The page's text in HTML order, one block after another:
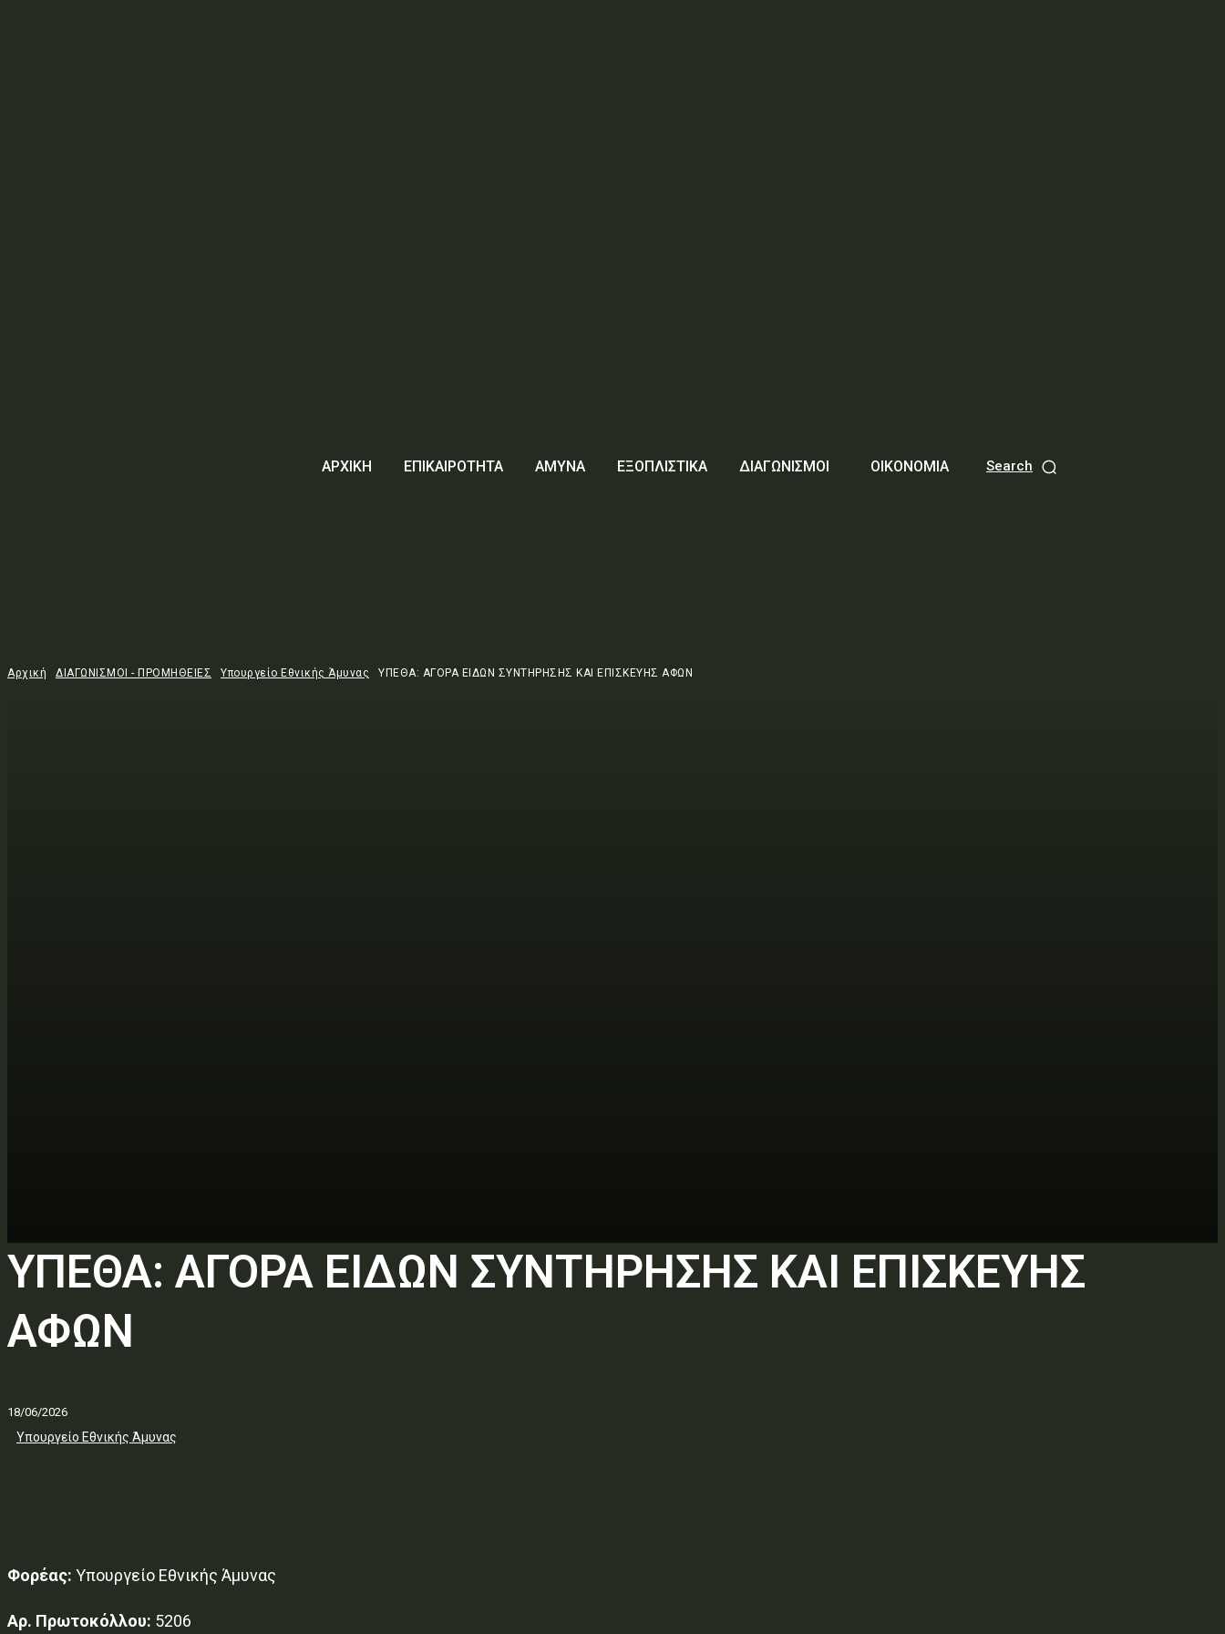
ΑΡΧΙΚΗ ΕΠΙΚΑΙΡΟΤΗΤΑ ΑΜΥΝΑ ΕΞΟΠΛΙΣΤΙΚΑ ΔΙΑΓΩΝΙΣΜΟΙ ΟΙΚΟΝΟΜΙΑ Search
Αρχική ΔΙΑΓΩΝΙΣΜΟΙ - ΠΡΟΜΗΘΕΙΕΣ Υπουργείο Εθνικής Άμυνας ΥΠΕΘΑ: ΑΓΟΡΑ ΕΙΔΩΝ ΣΥΝΤΗΡΗΣΗΣ ΚΑΙ ΕΠΙΣΚΕΥΗΣ ΑΦΩΝ
ΥΠΕΘΑ: ΑΓΟΡΑ ΕΙΔΩΝ ΣΥΝΤΗΡΗΣΗΣ ΚΑΙ ΕΠΙΣΚΕΥΗΣ
ΑΦΩΝ
18/06/2026
Υπουργείο Εθνικής Άμυνας
Φορέας: Υπουργείο Εθνικής Άμυνας
Αρ. Πρωτοκόλλου: 5206